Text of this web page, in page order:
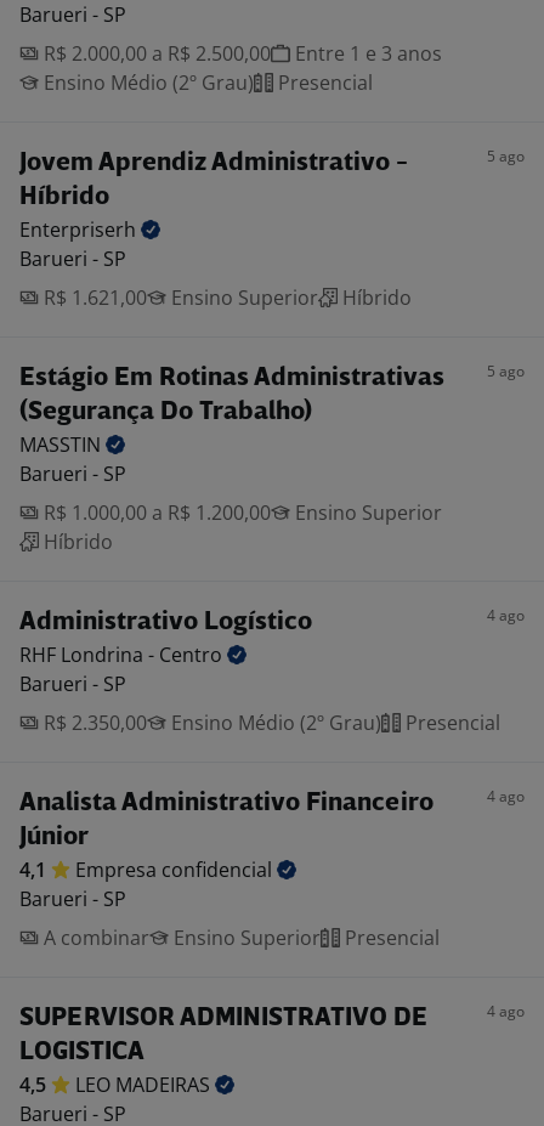
Barueri - SP
R$ 2.000,00 a R$ 2.500,00
Entre 1 e 3 anos
Ensino Médio (2º Grau)
Presencial
Jovem Aprendiz Administrativo -
Híbrido
5 ago
Enterpriserh
Barueri - SP
R$ 1.621,00
Ensino Superior Híbrido
Estágio Em Rotinas Administrativas
(Segurança Do Trabalho)
5 ago
MASSTIN
Barueri - SP
R$ 1.000,00 a R$ 1.200,00
Ensino Superior
Híbrido
Administrativo Logístico 4 ago
RHF Londrina - Centro
Barueri - SP
R$ 2.350,00
Ensino Médio (2º Grau) Presencial
Analista Administrativo Financeiro
Júnior
4 ago
4,1 Empresa confidencial
Barueri - SP
A combinar
Ensino Superior Presencial
SUPERVISOR ADMINISTRATIVO DE
LOGISTICA
4 ago
4,5 LEO MADEIRAS
Barueri - SP